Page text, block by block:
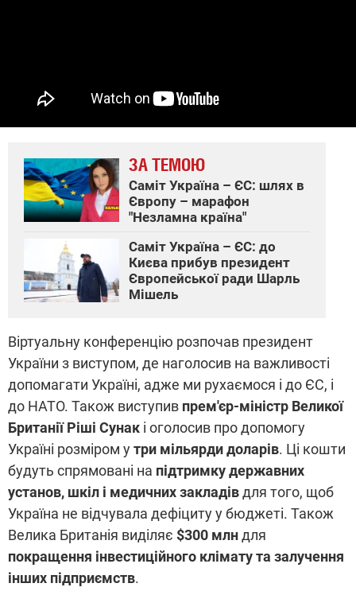
ЗА ТЕМОЮ
Саміт Україна – ЄС: шлях в
Європу – марафон
"Незламна країна"
Саміт Україна – ЄС: до
Києва прибув президент
Європейської ради Шарль
Мішель
Віртуальну конференцію розпочав президент
України з виступом, де наголосив на важливості
допомагати Україні, адже ми рухаємося і до ЄС, і
до НАТО. Також виступив прем'єр-міністр Великої
Британії Ріші Сунак і оголосив про допомогу
Україні розміром утри мільярди доларів. Ці кошти
будуть спрямовані на підтримку державних
установ, шкіл і медичних закладівдля того, щоб
Україна не відчувала дефіциту у бюджеті. Також
Велика Британія виділяє $300 млндля
покращення інвестиційного клімату та залучення
інших підприємств.